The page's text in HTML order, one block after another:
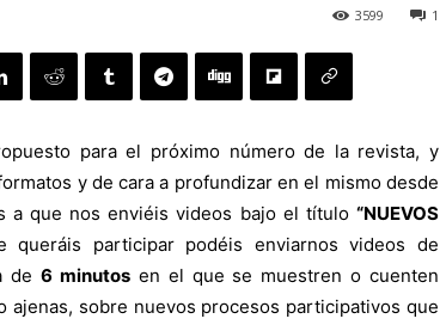
1
3599
para el próximo número de la revista, y
y de cara a profundizar en el mismo desde
a que nos enviéis videos bajo el título “NUEVOS
queráis participar podéis enviarnos videos de
de6 minutosen el que se muestren o cuenten
sobre nuevos procesos participativos que